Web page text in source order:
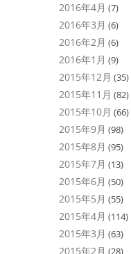
2016年4月 (7)
2016年3月 (6)
2016年2月 (6)
2016年1月 (9)
2015年12月 (35)
2015年11月 (82)
2015年10月 (66)
2015年9月 (98)
2015年8月 (95)
2015年7月 (13)
2015年6月 (50)
2015年5月 (55)
2015年4月 (114)
2015年3月 (63)
2015年2月 (28)